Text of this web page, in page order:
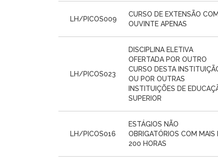
LH/PICOS009
CURSO DE EXTENSÃO
OUVINTE APENAS
LH/PICOS023
DISCIPLINA ELETIVA
OFERTADA POR OUTRO
CURSO DESTA
OU POR OUTRAS
INSTITUIÇÕES DE
SUPERIOR
LH/PICOS016
ESTÁGIOS NÃO
OBRIGATÓRIOS COM MAIS
200 HORAS